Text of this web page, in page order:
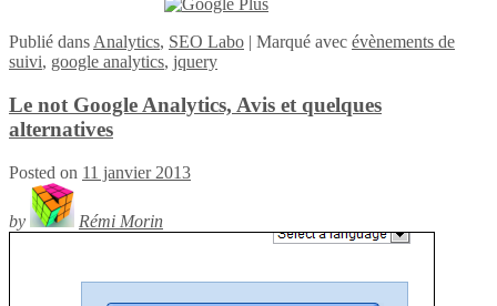
Publié dans Analytics, SEO Labo | Marqué avec évènements de
suivi, google analytics, jquery
Le not Google Analytics, Avis et quelques
alternatives
Posted on 11 janvier 2013
by Rémi Morin